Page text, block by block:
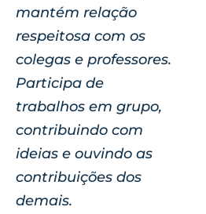
mantém relação
respeitosa com os
colegas e professores.
Participa de
trabalhos em grupo,
contribuindo com
ideias e ouvindo as
contribuições dos
demais.